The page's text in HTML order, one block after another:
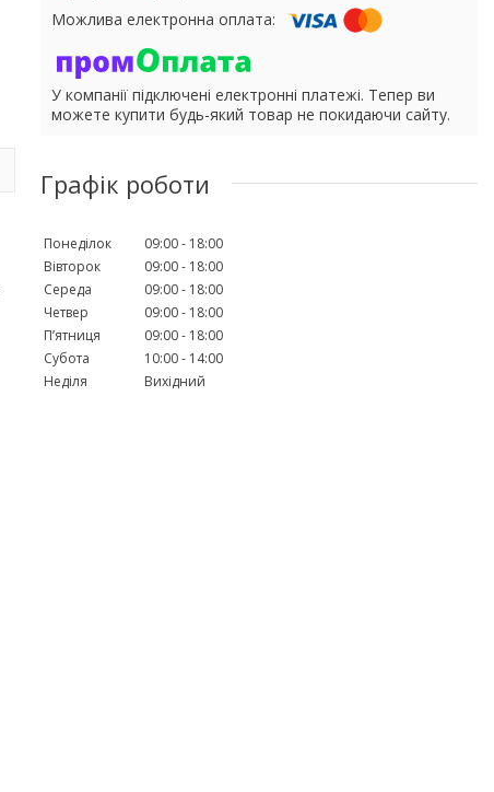
У компанії підключені електронні платежі. Тепер ви
можете купити будь-який товар не покидаючи сайту.
Графік роботи
Понеділок 09:00
18:00
Вівторок
09:00
18:00
Середа
09:00
18:00
Четвер
09:00
18:00
Пʼятниця
09:00
18:00
Субота
10:00
14:00
Неділя
Вихідний